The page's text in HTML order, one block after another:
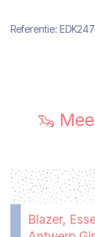
Referentie: EDK247
🦦
Blazer,